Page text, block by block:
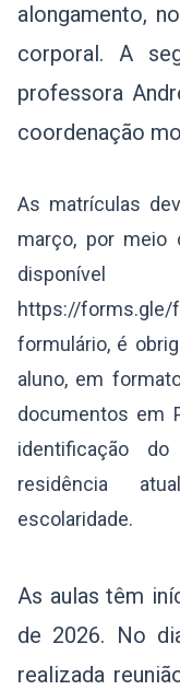
alongamento,
corporal. A
professora
coordenação
As matrículas
março, por meio
https://
formulário, é
aluno, em
documentos em
identificação
residência
escolaridade.
As aulas têm
de 2026. No
realizada